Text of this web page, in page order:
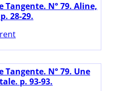
Tangente. N° 79. Aline,
28-29.
Tangente. N° 79. Une
p. 93-93.